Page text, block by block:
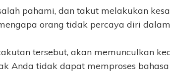
pahami, dan takut melakukan
orang tidak percaya diri
tersebut, akan memunculkan
Anda tidak dapat memproses